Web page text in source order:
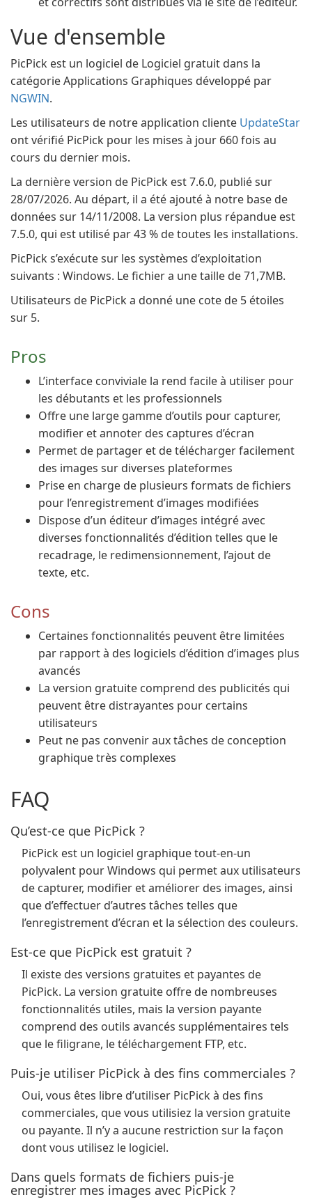
Vue d'ensemble
PicPick est un logiciel de Logiciel gratuit dans la
catégorie Applications Graphiques développé par
NGWIN.
Les utilisateurs de notre application cliente UpdateStar
ont vérifié PicPick pour les mises à jour 660 fois au
cours du dernier mois.
La dernière version de PicPick est 7.6.0, publié sur
28/07/2026. Au départ, il a été ajouté à notre base de
données sur 14/11/2008. La version plus répandue est
7.5.0, qui est utilisé par 43 % de toutes les installations.
PicPick s’exécute sur les systèmes d’exploitation
suivants : Windows. Le fichier a une taille de 71,7MB.
Utilisateurs de PicPick a donné une cote de 5 étoiles
sur 5.
Pros
L’interface conviviale la rend facile à utiliser pour
les débutants et les professionnels
Offre une large gamme d’outils pour capturer,
modifier et annoter des captures d’écran
Permet de partager et de télécharger facilement
des images sur diverses plateformes
Prise en charge de plusieurs formats de fichiers
pour l’enregistrement d’images modifiées
Dispose d’un éditeur d’images intégré avec
diverses fonctionnalités d’édition telles que le
recadrage, le redimensionnement, l’ajout de
texte, etc.
Cons
Certaines fonctionnalités peuvent être limitées
par rapport à des logiciels d’édition d’images plus
avancés
La version gratuite comprend des publicités qui
peuvent être distrayantes pour certains
utilisateurs
Peut ne pas convenir aux tâches de conception
graphique très complexes
FAQ
Qu’est-ce que PicPick ?
PicPick est un logiciel graphique tout-en-un
polyvalent pour Windows qui permet aux utilisateurs
de capturer, modifier et améliorer des images, ainsi
que d’effectuer d’autres tâches telles que
l’enregistrement d’écran et la sélection des couleurs.
Est-ce que PicPick est gratuit ?
Il existe des versions gratuites et payantes de
PicPick. La version gratuite offre de nombreuses
fonctionnalités utiles, mais la version payante
comprend des outils avancés supplémentaires tels
que le filigrane, le téléchargement FTP, etc.
Puis-je utiliser PicPick à des fins commerciales ?
Oui, vous êtes libre d’utiliser PicPick à des fins
commerciales, que vous utilisiez la version gratuite
ou payante. Il n’y a aucune restriction sur la façon
dont vous utilisez le logiciel.
Dans quels formats de fichiers puis-je
enregistrer mes images avec PicPick ?